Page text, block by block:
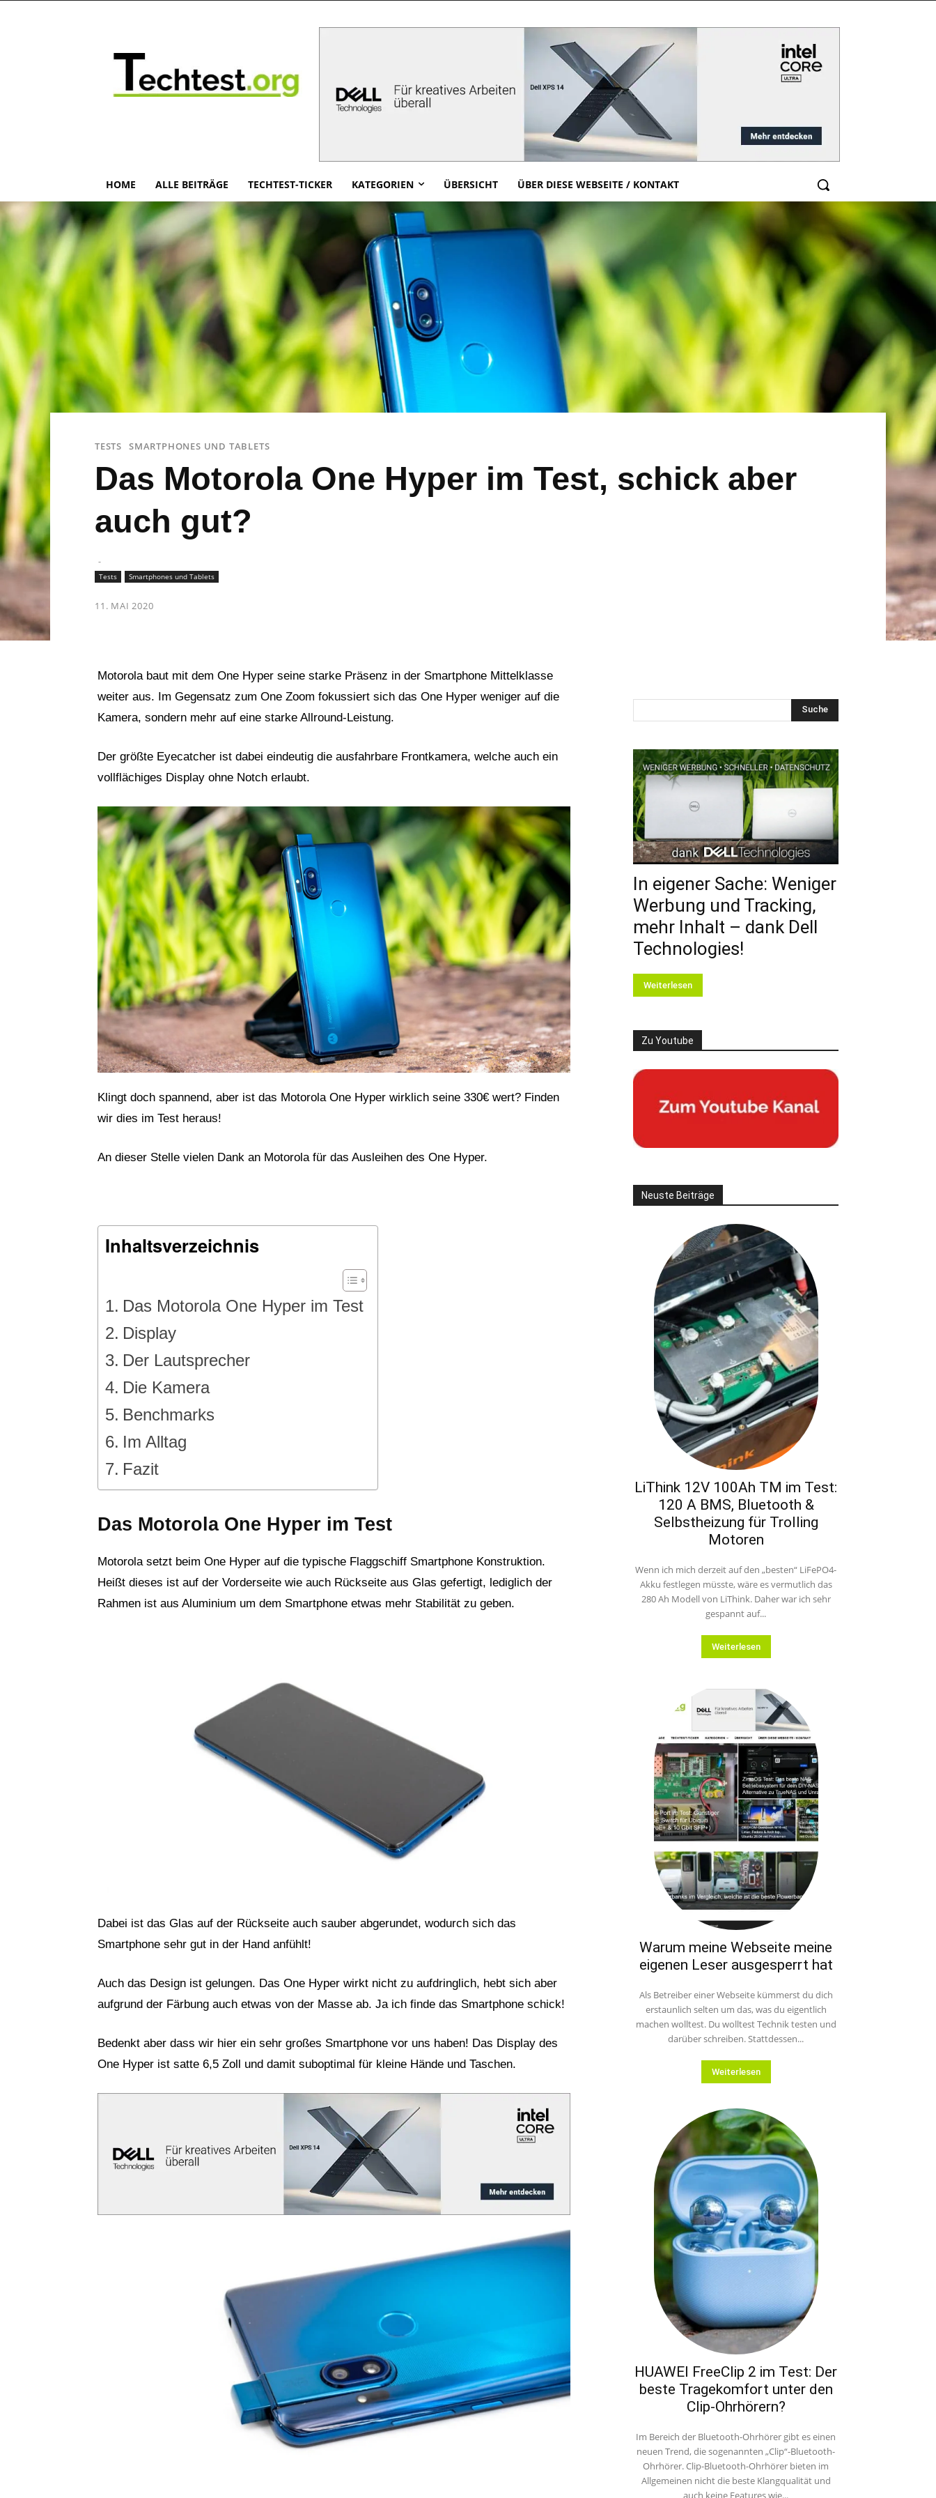
HOME ALLE BEITRÄGE TECHTEST-TICKER KATEGORIEN ÜBERSICHT ÜBER DIESE WEBSEITE / KONTAKT
TESTS SMARTPHONES UND TABLETS
Das Motorola One Hyper im Test, schick aber
auch gut?
-
Tests
Smartphones und Tablets
11. MAI 2020
Motorola baut mit dem One Hyper seine starke Präsenz in der Smartphone Mittelklasse
weiter aus. Im Gegensatz zum One Zoom fokussiert sich das One Hyper weniger auf die
Kamera, sondern mehr auf eine starke Allround-Leistung.
Der größte Eyecatcher ist dabei eindeutig die ausfahrbare Frontkamera, welche auch ein
vollflächiges Display ohne Notch erlaubt.
Klingt doch spannend, aber ist das Motorola One Hyper wirklich seine 330€ wert? Finden
wir dies im Test heraus!
An dieser Stelle vielen Dank an Motorola für das Ausleihen des One Hyper.
Inhaltsverzeichnis
Das Motorola One Hyper im Test
Display
Der Lautsprecher
Die Kamera
Benchmarks
Im Alltag
Fazit
Das Motorola One Hyper im Test
Motorola setzt beim One Hyper auf die typische Flaggschiff Smartphone Konstruktion.
Heißt dieses ist auf der Vorderseite wie auch Rückseite aus Glas gefertigt, lediglich der
Rahmen ist aus Aluminium um dem Smartphone etwas mehr Stabilität zu geben.
Dabei ist das Glas auf der Rückseite auch sauber abgerundet, wodurch sich das
Smartphone sehr gut in der Hand anfühlt!
Auch das Design ist gelungen. Das One Hyper wirkt nicht zu aufdringlich, hebt sich aber
aufgrund der Färbung auch etwas von der Masse ab. Ja ich finde das Smartphone schick!
Bedenkt aber dass wir hier ein sehr großes Smartphone vor uns haben! Das Display des
One Hyper ist satte 6,5 Zoll und damit suboptimal für kleine Hände und Taschen.
Suche
In eigener Sache: Weniger
Werbung und Tracking,
mehr Inhalt – dank Dell
Technologies!
Weiterlesen
Zu Youtube
Neuste Beiträge
LiThink 12V 100Ah TM im Test:
120 A BMS, Bluetooth &
Selbstheizung für Trolling
Motoren
Wenn ich mich derzeit auf den „besten“ LiFePO4-
Akku festlegen müsste, wäre es vermutlich das
280 Ah Modell von LiThink. Daher war ich sehr
gespannt auf...
Weiterlesen
Warum meine Webseite meine
eigenen Leser ausgesperrt hat
Als Betreiber einer Webseite kümmerst du dich
erstaunlich selten um das, was du eigentlich
machen wolltest. Du wolltest Technik testen und
darüber schreiben. Stattdessen...
Weiterlesen
HUAWEI FreeClip 2 im Test: Der
beste Tragekomfort unter den
Clip-Ohrhörern?
Im Bereich der Bluetooth-Ohrhörer gibt es einen
neuen Trend, die sogenannten „Clip“-Bluetooth-
Ohrhörer. Clip-Bluetooth-Ohrhörer bieten im
Allgemeinen nicht die beste Klangqualität und
auch keine Features wie...